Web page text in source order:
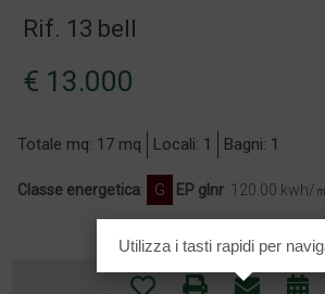
Rif. 13 bell
€ 13.000
Totale mq: 17 mq Locali: 1 Bagni: 1
Classe energetica: G EP glnr: 120.00 kwh/
Utilizza i tasti rapidi per